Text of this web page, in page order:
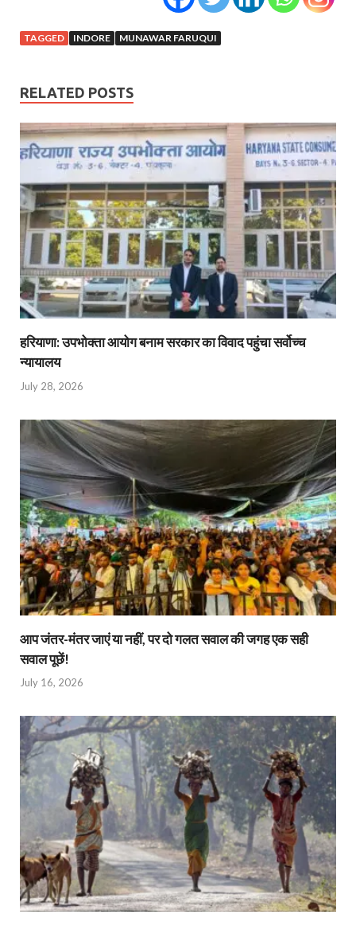
TAGGED INDORE MUNAWAR FARUQUI
RELATED POSTS
हरियाणा: उपभोक्ता आयोग बनाम सरकार का विवाद पहुंचा सर्वोच्च
न्यायालय
July 28, 2026
आप जंतर-मंतर जाएं या नहीं, पर दो गलत सवाल की जगह एक सही
सवाल पूछें!
July 16, 2026